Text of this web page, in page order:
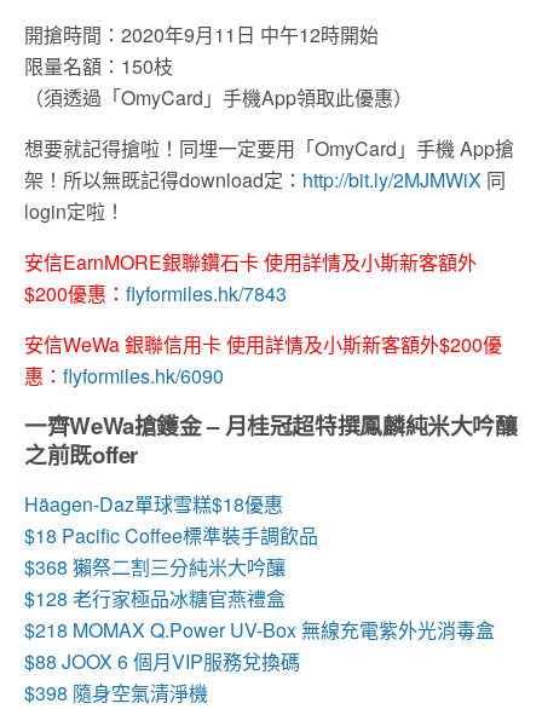
開搶時間：2020年9月11日 中午12時開始
限量名額：150枝
（須透過「OmyCard」手機App領取此優惠）
想要就記得搶啦！同埋一定要用「OmyCard」手機 App搶
架！所以無既記得download定： http://bit.ly/2MJMWiX 同
login定啦！
安信EarnMORE銀聯鑽石卡 使用詳情及小斯新客額外
$200優惠： flyformiles.hk/7843
安信WeWa 銀聯信用卡 使用詳情及小斯新客額外$200優
惠： flyformiles.hk/6090
一齊WeWa搶鑊金 – 月桂冠超特撰鳳麟純米大吟釀
之前既offer
Häagen-Daz單球雪糕$18優惠
$18 Pacific Coffee標準裝手調飲品
$368 獺祭二割三分純米大吟釀
$128 老行家極品冰糖官燕禮盒
$218 MOMAX Q.Power UV-Box 無線充電紫外光消毒盒
$88 JOOX 6 個月VIP服務兌換碼
$398 隨身空氣清淨機